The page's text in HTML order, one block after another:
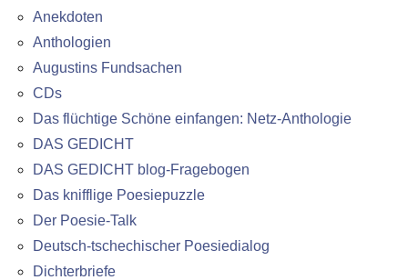
Anekdoten
Anthologien
Augustins Fundsachen
CDs
Das flüchtige Schöne einfangen: Netz-Anthologie
DAS GEDICHT
DAS GEDICHT blog-Fragebogen
Das knifflige Poesiepuzzle
Der Poesie-Talk
Deutsch-tschechischer Poesiedialog
Dichterbriefe